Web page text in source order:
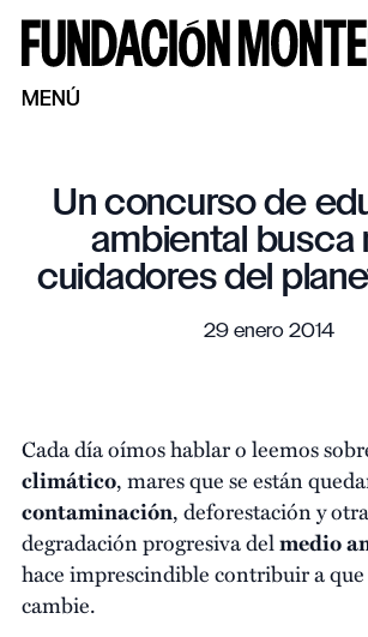
MENÚ
Un concurso de
ambiental busca
cuidadores del
29 enero 2014
Cada día oímos hablar o leemos
climático, mares que se están
contaminación, deforestación y
degradación progresiva delmedio
hace imprescindible contribuir a
cambie.